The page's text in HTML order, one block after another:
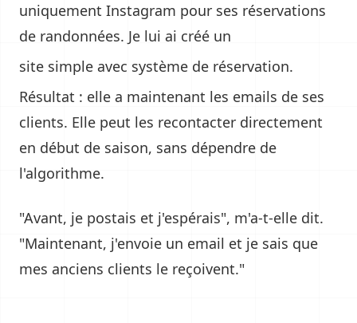
uniquement Instagram pour ses réservations
de randonnées. Je lui ai créé un
site simple avec système de réservation.
Résultat : elle a maintenant les emails de ses
clients. Elle peut les recontacter directement
en début de saison, sans dépendre de
l'algorithme.
"Avant, je postais et j'espérais", m'a-t-elle dit.
"Maintenant, j'envoie un email et je sais que
mes anciens clients le reçoivent."